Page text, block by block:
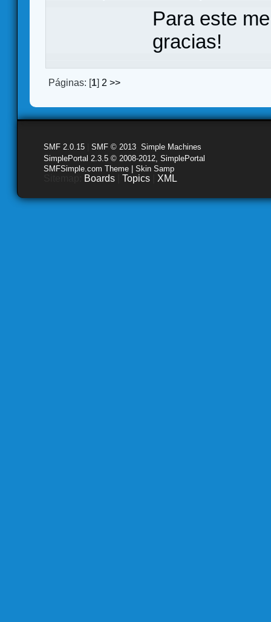
Para este
gracias!
Páginas: [1] 2 >>
SMF 2.0.15 SMF © 2013 Simple Machines
SimplePortal 2.3.5 © 2008-2012, SimplePortal
SMFSimple.com Theme | Skin Samp
Boards Topics XML